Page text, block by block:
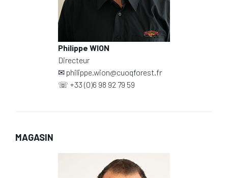
Philippe WION
Directeur
✉ philippe.wion@cuoqforest.fr
☏ +33 (0)6 98 92 79 59
MAGASIN